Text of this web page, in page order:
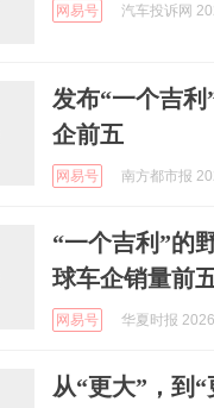
网易号 汽车投诉网
发布“一个吉
企前五
网易号 南方都市报
“一个吉利”的
球车企销量前
网易号 华夏时报
从“更大”，到